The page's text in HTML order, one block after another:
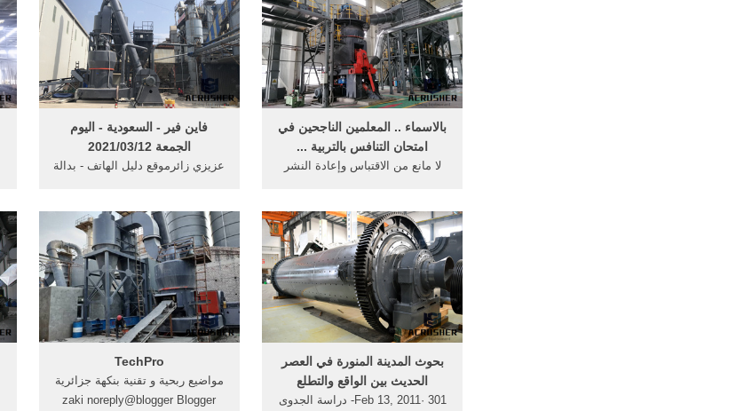
الامارات - اليوم الثلاثاء 2020/12/08
فاين فير - السعودية - اليوم
الجمعة 2021/03/12
عزيزي زائرموقع دليل الهاتف - بدالة
اليوم الجمعة 2021/03/12 فإن كان
لديك ملاحظة او توجيه يمكنك
مراسلتنا من خلال الخيارات
الموجودة بالموضوع..
بالاسماء .. المعلمين الناجحين في
امتحان التنافس بالتربية ...
لا مانع من الاقتباس وإعادة النشر
TechPro
مواضيع ربحية و تقنية بنكهة جزائرية
zaki noreply@blogger Blogger
بحوث المدينة المنورة في العصر
الحديث بين الواقع والتطلع
Feb 13, 2011· 301- دراسة الجدوى